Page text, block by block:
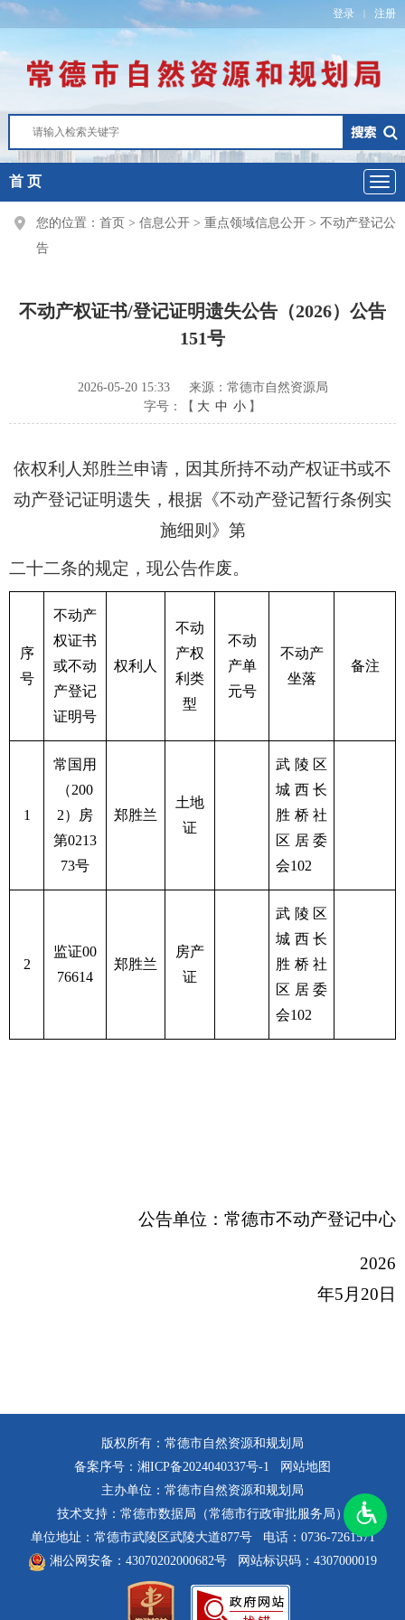
登录 | 注册
首 页
您的位置： 首页 > 信息公开 > 重点领域信息公开 > 不动产登记公
告
不动产权证书/登记证明遗失公告（2026）公告
151号
2026-05-20 15:33
来源：常德市自然资源局
字号：【 大 中 小 】
依权利人郑胜兰申请，因其所持不动产权证书或不
动产登记证明遗失，根据《不动产登记暂行条例实
施细则》第
二十二条的规定，现公告作废。
序
号
不动产
权证书
或不动
产登记
证明号
权利人
不动
产权
利类
型
不动
产单
元号
不动产
坐落
备注
1
常国用
（200
2）房
第0213
73号
郑胜兰
土地
证
武陵区
城西长
胜桥社
区居委
会102
2
监证00
76614
郑胜兰
房产
证
武陵区
城西长
胜桥社
区居委
会102
公告单位：常德市不动产登记中心
2026
年5月20日
版权所有：常德市自然资源和规划局
备案序号： 湘ICP备2024040337号-1
网站地图
主办单位：常德市自然资源和规划局
技术支持：常德市数据局（常德市行政审批服务局）
单位地址：常德市武陵区武陵大道877号
电话：0736-7261571
湘公网安备：43070202000682号
网站标识码：4307000019